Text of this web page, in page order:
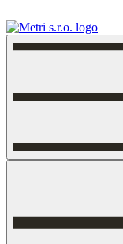
Skip
to
content